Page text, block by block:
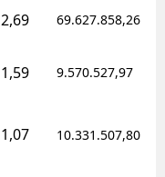
2,69 69.627.858,26
1,59 9.570.527,97
1,07 10.331.507,80